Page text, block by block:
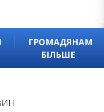
ГРОМАДЯНАМ
БІЛЬШЕ